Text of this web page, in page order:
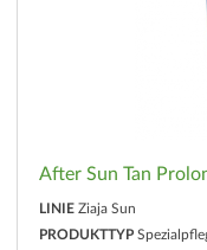
After Sun Tan
LINIE Ziaja Sun
PRODUKTTYP